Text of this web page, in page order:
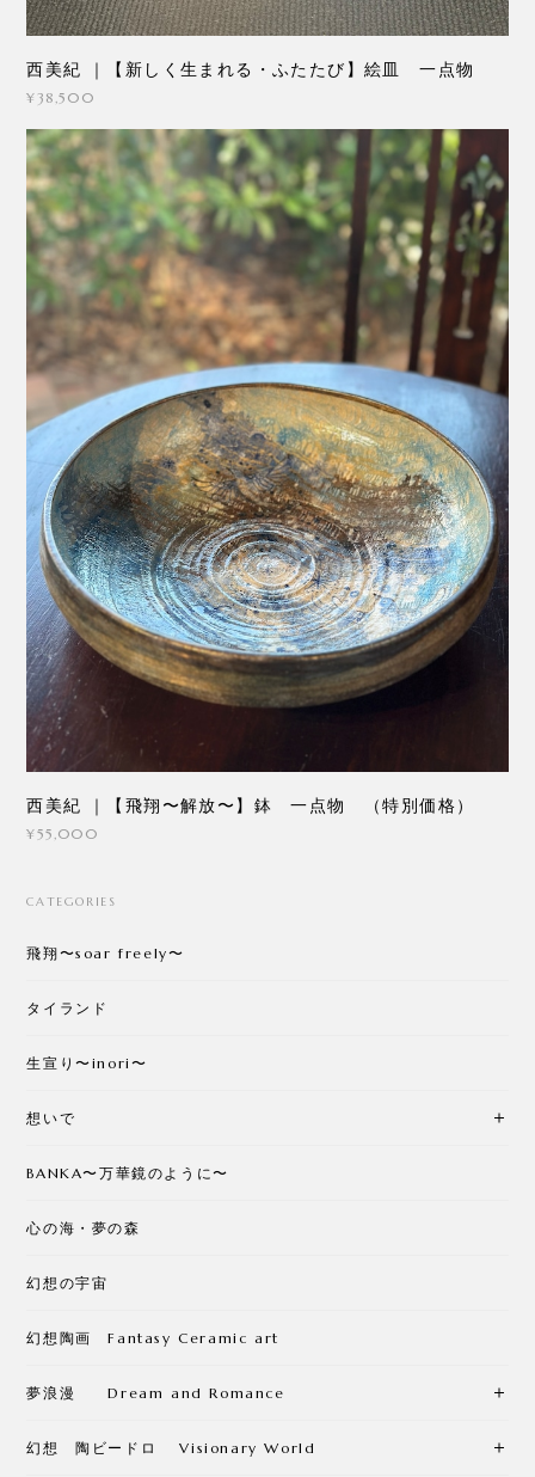
西美紀 ｜【新しく生まれる・ふたたび】絵皿 一点物
¥38,500
西美紀 ｜【飛翔〜解放〜】鉢 一点物 （特別価格）
¥55,000
CATEGORIES
飛翔〜soar freely〜
タイランド
生宣り〜inori〜
想いで
BANKA〜万華鏡のように〜
心の海・夢の森
幻想の宇宙
幻想陶画 Fantasy Ceramic art
夢浪漫 Dream and Romance
幻想 陶ビードロ Visionary World